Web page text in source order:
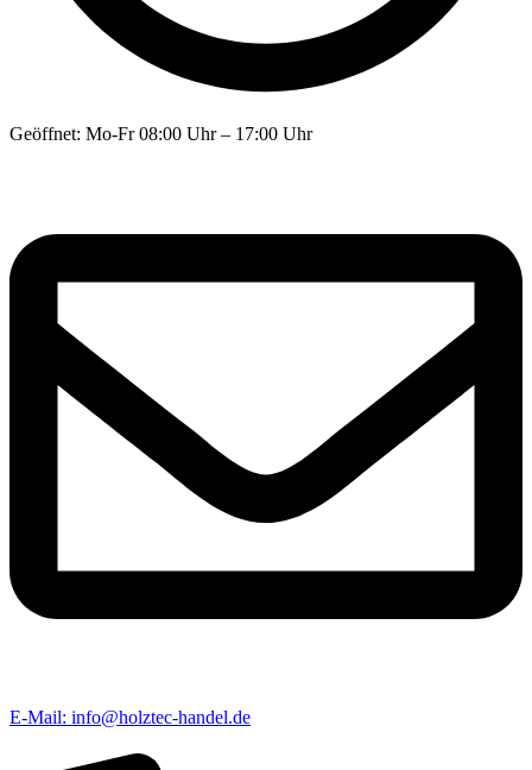
Geöffnet: Mo-Fr 08:00 Uhr – 17:00 Uhr
E-Mail: info@holztec-handel.de